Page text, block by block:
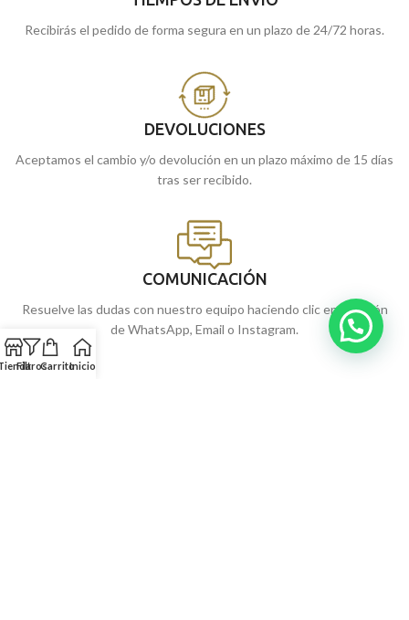
Recibirás el pedido de forma segura en un plazo de 24/72 horas.
DEVOLUCIONES
Aceptamos el cambio y/o devolución en un plazo máximo de 15 días
tras ser recibido.
COMUNICACIÓN
Resuelve las dudas con nuestro equipo haciendo clic en el botón
de WhatsApp, Email o Instagram.
FiltrosCarritoInicio